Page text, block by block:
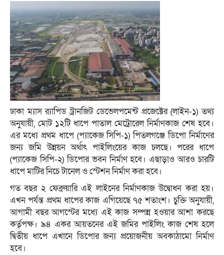
ঢাকা ম্যাস র‌্যাপিড ট্রানজিট ডেভেলপমেন্ট প্রজেক্টের (লাইন-১) তথ্য
অনুযায়ী, মোট ১২টি ধাপে পাতাল মেট্রোরেল নির্মাণকাজ শেষ হবে।
এর মধ্যে প্রথম ধাপে (প্যাকেজ সিপি-১) পিতলগঞ্জে ডিপো নির্মাণের
জন্য জমি উন্নয়ন অর্থাৎ পাইলিংয়ের কাজ চলছে। পরের ধাপে
(প্যাকেজ সিপি-২) ডিপোর ভবন নির্মাণ হবে। এছাড়াও আরও চারটি
ধাপে মাটির নিচে টানেল ও স্টেশন নির্মাণ করা হবে।
গত বছর ২ ফেব্রুয়ারি এই লাইনের নির্মাণকাজ উদ্বোধন করা হয়।
এখন পর্যন্ত প্রথম ধাপের কাজ এগিয়েছে ৭৫ শতাংশ। চুক্তি অনুযায়ী,
আগামী বছর আগস্টের মধ্যে এই কাজ সম্পন্ন হওয়ার আশা করছে
কর্তৃপক্ষ। ৯৪ একর আয়তনের এই জমির পাইলিং কাজ শেষ হলে
দ্বিতীয় ধাপে এখানে ডিপোর জন্য প্রয়োজনীয় অবকাঠামো নির্মাণ
হবে।